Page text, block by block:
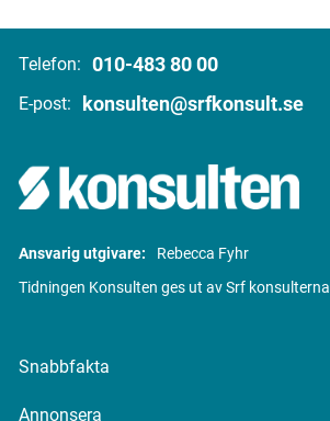
Telefon: 010-483 80 00
E-post: konsulten@srfkonsult.se
Ansvarig utgivare:
Rebecca Fyhr
Tidningen Konsulten ges ut av Srf konsulterna
Snabbfakta
Annonsera